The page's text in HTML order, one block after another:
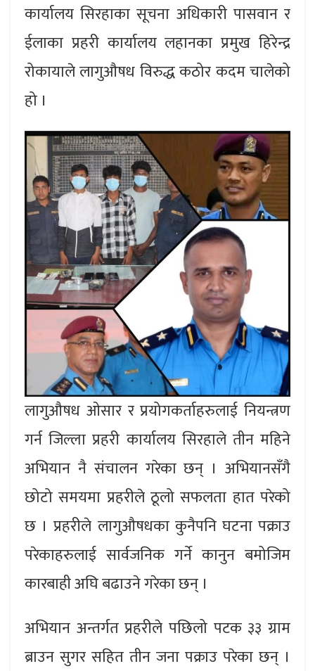
कार्यालय सिरहाका सूचना अधिकारी पासवान र
ईलाका प्रहरी कार्यालय लहानका प्रमुख हिरेन्द्र
रोकायाले लागुऔषध विरुद्ध कठोर कदम चालेको
हो ।
लागुऔषध ओसार र प्रयोगकर्ताहरुलाई नियन्त्रण
गर्न जिल्ला प्रहरी कार्यालय सिरहाले तीन महिने
अभियान नै संचालन गरेका छन् । अभियानसँगै
छोटो समयमा प्रहरीले ठूलो सफलता हात परेको
छ । प्रहरीले लागुऔषधका कुनैपनि घटना पक्राउ
परेकाहरुलाई सार्वजनिक गर्ने कानुन बमोजिम
कारबाही अघि बढाउने गरेका छन् ।
अभियान अन्तर्गत प्रहरीले पछिलो पटक ३३ ग्राम
ब्राउन सुगर सहित तीन जना पक्राउ परेका छन् ।